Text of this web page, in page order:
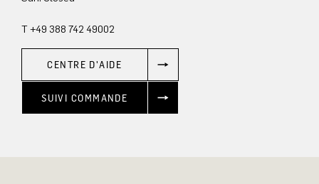
T +49 388 742 49002
CENTRE D'AIDE
SUIVI COMMANDE